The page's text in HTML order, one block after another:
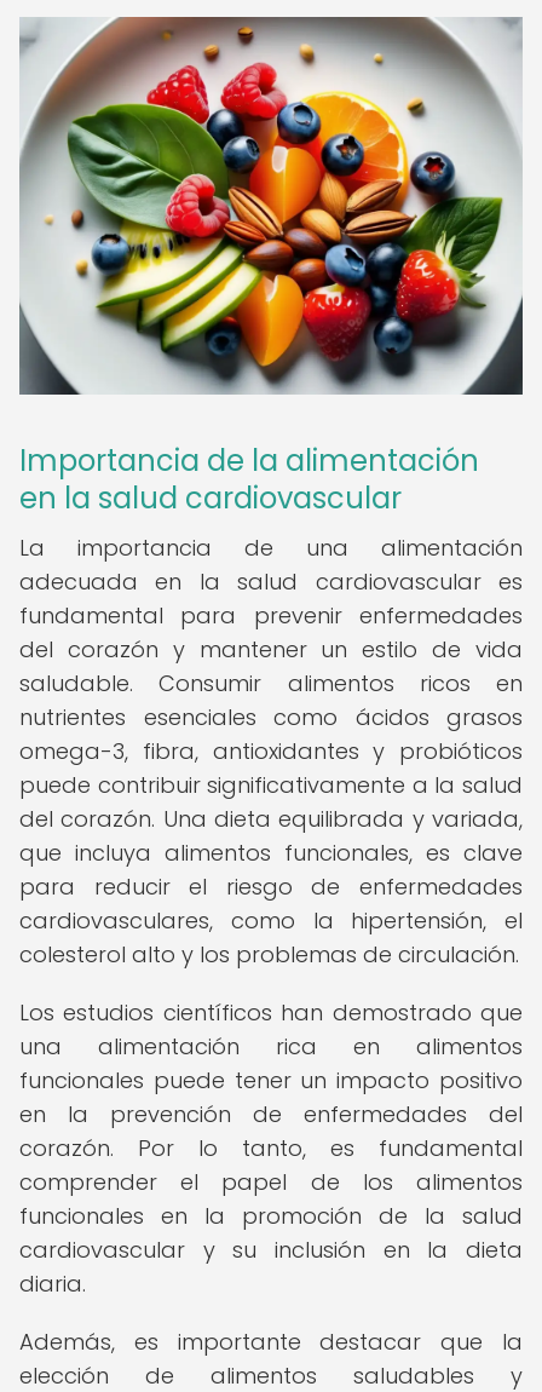
Importancia de la alimentación
en la salud cardiovascular
La importancia de una alimentación
adecuada en la salud cardiovascular es
fundamental para prevenir enfermedades
del corazón y mantener un estilo de vida
saludable. Consumir alimentos ricos en
nutrientes esenciales como ácidos grasos
omega-3, fibra, antioxidantes y probióticos
puede contribuir significativamente a la salud
del corazón. Una dieta equilibrada y variada,
que incluya alimentos funcionales, es clave
para reducir el riesgo de enfermedades
cardiovasculares, como la hipertensión, el
colesterol alto y los problemas de circulación.
Los estudios científicos han demostrado que
una alimentación rica en alimentos
funcionales puede tener un impacto positivo
en la prevención de enfermedades del
corazón. Por lo tanto, es fundamental
comprender el papel de los alimentos
funcionales en la promoción de la salud
cardiovascular y su inclusión en la dieta
diaria.
Además, es importante destacar que la
elección de alimentos saludables y